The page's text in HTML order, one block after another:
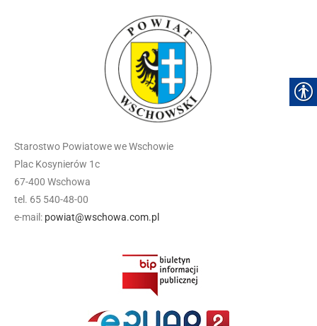
Starostwo Powiatowe we Wschowie
Plac Kosynierów 1c
67-400 Wschowa
tel. 65 540-48-00
e-mail: powiat@wschowa.com.pl